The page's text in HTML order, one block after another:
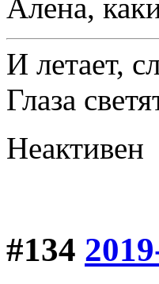
Алена,
И летает,
Глаза
Неактивен
#134